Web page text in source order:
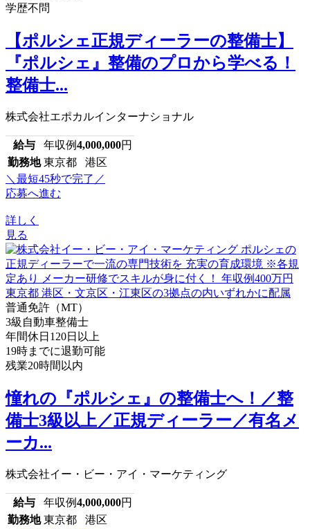
学歴不問
【ポルシェ正規ディーラーの整備士】
『ポルシェ』整備のプロから学べる！
整備士...
株式会社エポカルインターナショナル
給与 年収例4,000,000円
勤務地 東京都 港区
＼最短45秒で完了／
応募へ進む
詳しく
見る
普通免許（MT）
3級自動車整備士
年間休日120日以上
19時までに退勤可能
残業20時間以内
憧れの『ポルシェ』の整備士へ！／整
備士3級以上／正規ディーラー／有名メ
ーカ...
株式会社イー・ビー・アイ・マーケティング
給与 年収例4,000,000円
勤務地 東京都 港区